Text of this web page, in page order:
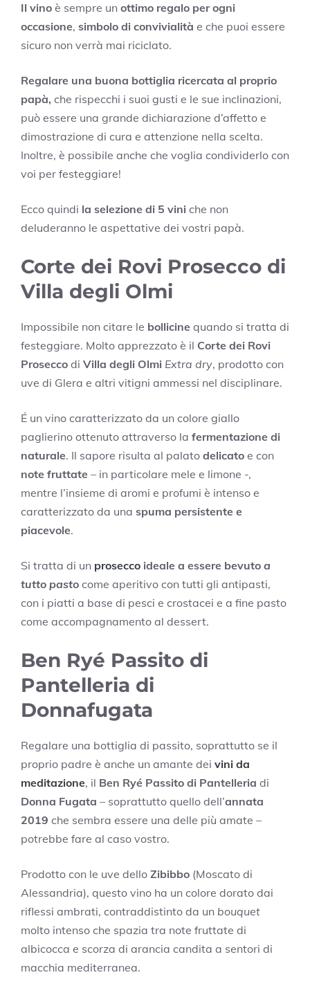
Il vino è sempre un ottimo regalo per ogni
occasione, simbolo di convivialità e che puoi essere
sicuro non verrà mai riciclato.
Regalare una buona bottiglia ricercata al proprio
papà, che rispecchi i suoi gusti e le sue inclinazioni,
può essere una grande dichiarazione d’affetto e
dimostrazione di cura e attenzione nella scelta.
Inoltre, è possibile anche che voglia condividerlo con
voi per festeggiare!
Ecco quindi la selezione di 5 vini che non
deluderanno le aspettative dei vostri papà.
Corte dei Rovi Prosecco di
Villa degli Olmi
Impossibile non citare le bollicine quando si tratta di
festeggiare. Molto apprezzato è il Corte dei Rovi
Prosecco di Villa degli Olmi Extra dry, prodotto con
uve di Glera e altri vitigni ammessi nel disciplinare.
É un vino caratterizzato da un colore giallo
paglierino ottenuto attraverso la fermentazione di
naturale. Il sapore risulta al palato delicato e con
note fruttate – in particolare mele e limone -,
mentre l’insieme di aromi e profumi è intenso e
caratterizzato da una spuma persistente e
piacevole.
Si tratta di un prosecco ideale a essere bevuto a
tutto pasto come aperitivo con tutti gli antipasti,
con i piatti a base di pesci e crostacei e a fine pasto
come accompagnamento al dessert.
Ben Ryé Passito di
Pantelleria di
Donnafugata
Regalare una bottiglia di passito, soprattutto se il
proprio padre è anche un amante dei vini da
meditazione, il Ben Ryé Passito di Pantelleria di
Donna Fugata – soprattutto quello dell’annata
2019 che sembra essere una delle più amate –
potrebbe fare al caso vostro.
Prodotto con le uve dello Zibibbo (Moscato di
Alessandria), questo vino ha un colore dorato dai
riflessi ambrati, contraddistinto da un bouquet
molto intenso che spazia tra note fruttate di
albicocca e scorza di arancia candita a sentori di
macchia mediterranea.